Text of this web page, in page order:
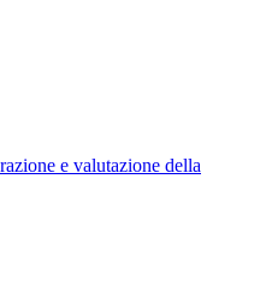
e valutazione della